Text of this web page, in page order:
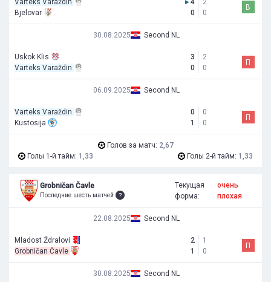
Bjelovar
0
0
В
30.08.2025 Second NL
Uskok Klis
Varteks Varaždin
3
0
2
0
П
06.09.2025 Second NL
Varteks Varaždin
Kustosija
0
1
0
0
П
Голов за матч: 2,67
Голы 1-й тайм: 1,33 Голы 2-й тайм: 1,33
Grobničan Čavle
Последние шесть матчей
Текущая
форма:
очень
плохая
22.08.2025 Second NL
Mladost Ždralovi
Grobničan Čavle
2
1
1
0
П
30.08.2025 Second NL